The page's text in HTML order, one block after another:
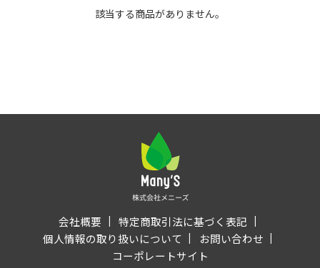
該当する商品がありません。
会社概要
特定商取引法に基づく表記
個人情報の取り扱いについて
お問い合わせ
コーポレートサイト